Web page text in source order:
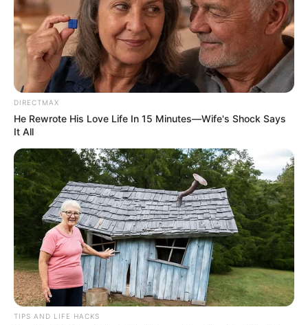
(foto: instagram/g_hanafiah)
5. Suasana pantai makin lengkap dengan meminum kelapa
DIRECTMAX
He Rewrote His Love Life In 15 Minutes—Wife's Shock Says
It All
TIPS AND LIFE HACKS